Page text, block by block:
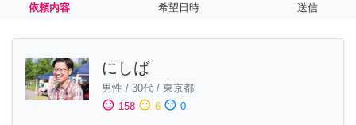
依頼内容 希望日時 送信
にしば
男性 / 30代 / 東京都
sentiment_satisfied 158 sentiment_neutral 6 sentiment_dissatisfied 0